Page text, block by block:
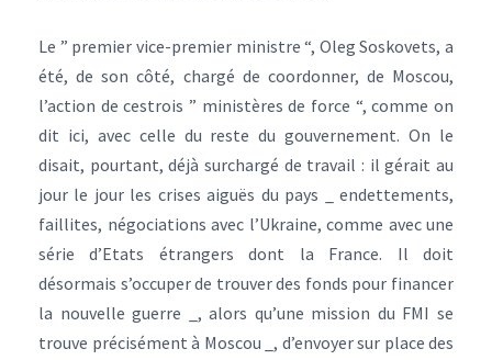
Le ” premier vice-premier ministre “, Oleg Soskovets, a
été, de son côté, chargé de coordonner, de Moscou,
l’action de cestrois ” ministères de force “, comme on
dit ici, avec celle du reste du gouvernement. On le
disait, pourtant, déjà surchargé de travail : il gérait au
jour le jour les crises aiguës du pays _ endettements,
faillites, négociations avec l’Ukraine, comme avec une
série d’Etats étrangers dont la France. Il doit
désormais s’occuper de trouver des fonds pour financer
la nouvelle guerre _, alors qu’une mission du FMI se
trouve précisément à Moscou _, d’envoyer sur place des